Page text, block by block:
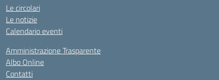
Le circolari
Le notizie
Calendario eventi
Amministrazione Trasparente
Albo Online
Contatti